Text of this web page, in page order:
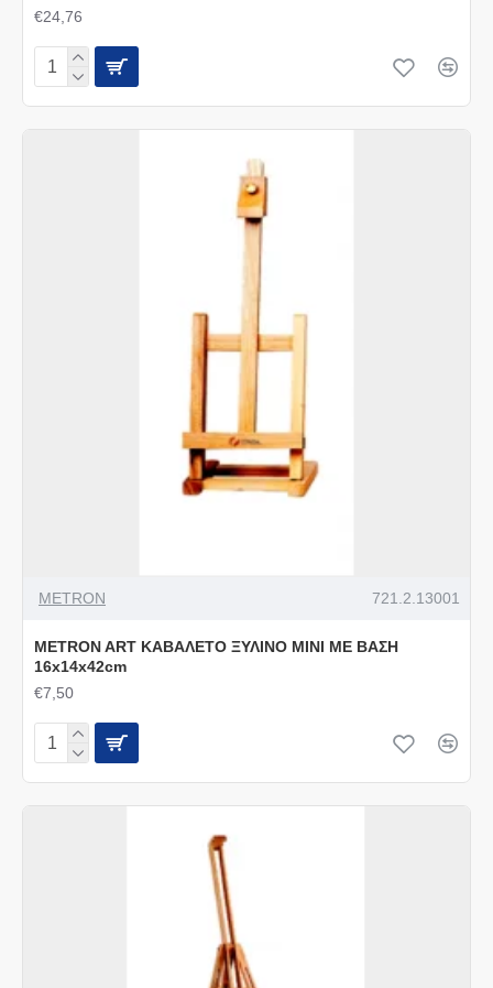
€24,76
METRON 721.2.13001
METRON ART ΚΑΒΑΛΕΤΟ ΞΥΛΙΝΟ ΜΙΝΙ ΜΕ ΒΑΣΗ
16x14x42cm
€7,50